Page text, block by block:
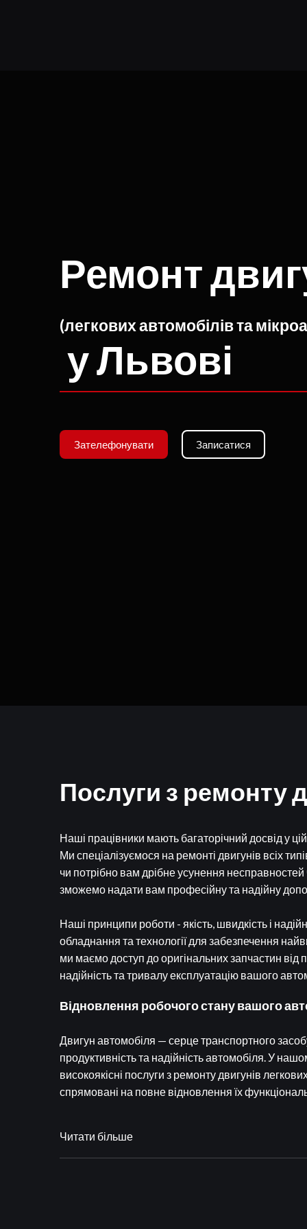
Ремонт
(легкових автомобілів та
у Львові
Зателефонувати Записатися
Послуги з ремонту
Наші працівники мають багаторічний досвід у цій
Ми спеціалізуємося на ремонті двигунів всіх
чи потрібно вам дрібне усунення
зможемо надати вам професійну та надійну
Наші принципи роботи - якість, швидкість і
обладнання та технології для забезпечення
ми маємо доступ до оригінальних запчастин від
надійність та тривалу експлуатацію вашого
Відновлення робочого стану вашого
Двигун автомобіля — серце транспортного
продуктивність та надійність автомобіля. У
високоякісні послуги з ремонту двигунів
спрямовані на повне відновлення їх
Читати більше